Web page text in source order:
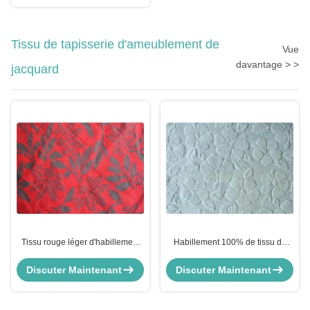
Tissu de tapisserie d'ameublement de
jacquard
Vue
davantage > >
Tissu rouge léger d'habillement
la cour
Discuter Maintenant
Habillement 100% de tissu de
jacquard de coton rayant le tissu
Discuter Maintenant